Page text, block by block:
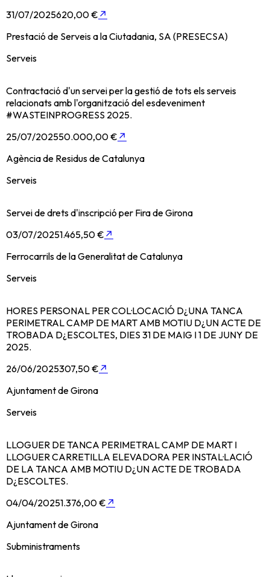
31/07/2025620,00 € ↗
Prestació de Serveis a la Ciutadania, SA (PRESECSA)
Serveis
Contractació d'un servei per la gestió de tots els serveis
relacionats amb l'organització del esdeveniment
#WASTEINPROGRESS 2025.
25/07/202550.000,00 € ↗
Agència de Residus de Catalunya
Serveis
Servei de drets d'inscripció per Fira de Girona
03/07/20251.465,50 € ↗
Ferrocarrils de la Generalitat de Catalunya
Serveis
HORES PERSONAL PER COL·LOCACIÓ D¿UNA TANCA
PERIMETRAL CAMP DE MART AMB MOTIU D¿UN ACTE DE
TROBADA D¿ESCOLTES, DIES 31 DE MAIG I 1 DE JUNY DE
2025.
26/06/2025307,50 € ↗
Ajuntament de Girona
Serveis
LLOGUER DE TANCA PERIMETRAL CAMP DE MART I
LLOGUER CARRETILLA ELEVADORA PER INSTAL·LACIÓ
DE LA TANCA AMB MOTIU D¿UN ACTE DE TROBADA
D¿ESCOLTES.
04/04/20251.376,00 € ↗
Ajuntament de Girona
Subministraments